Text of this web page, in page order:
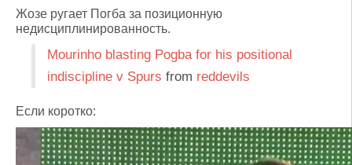
Жозе ругает Погба за позиционную
недисциплинированность.
Mourinho blasting Pogba for his positional
indiscipline v Spurs from reddevils
Если коротко: